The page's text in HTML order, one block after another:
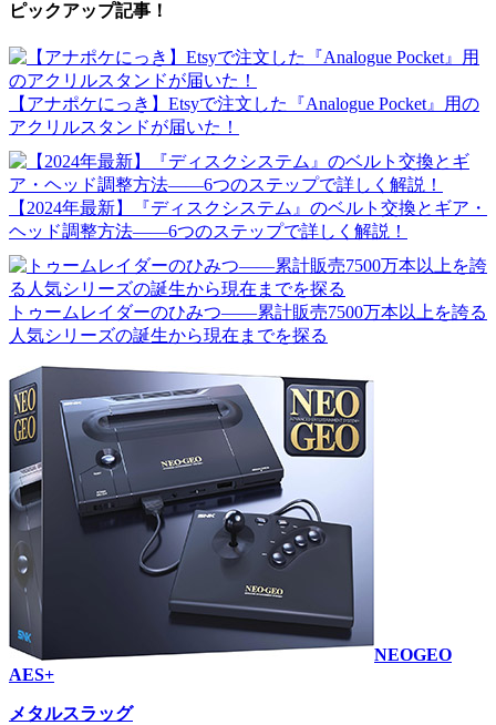
ピックアップ記事！
【アナポケにっき】Etsyで注文した『Analogue Pocket』用の
アクリルスタンドが届いた！
【2024年最新】『ディスクシステム』のベルト交換とギア・
ヘッド調整方法――6つのステップで詳しく解説！
トゥームレイダーのひみつ――累計販売7500万本以上を誇る
人気シリーズの誕生から現在までを探る
NEOGEO
AES+
メタルスラッグ